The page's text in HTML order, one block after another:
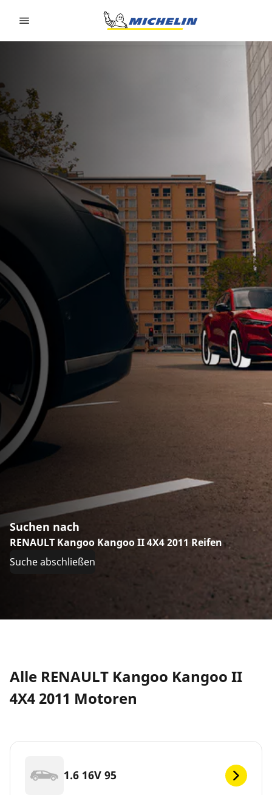
Suchen nach
RENAULT Kangoo Kangoo II 4X4 2011 Reifen
Suche abschließen
Alle RENAULT Kangoo Kangoo II
4X4 2011 Motoren
1.6 16V 95